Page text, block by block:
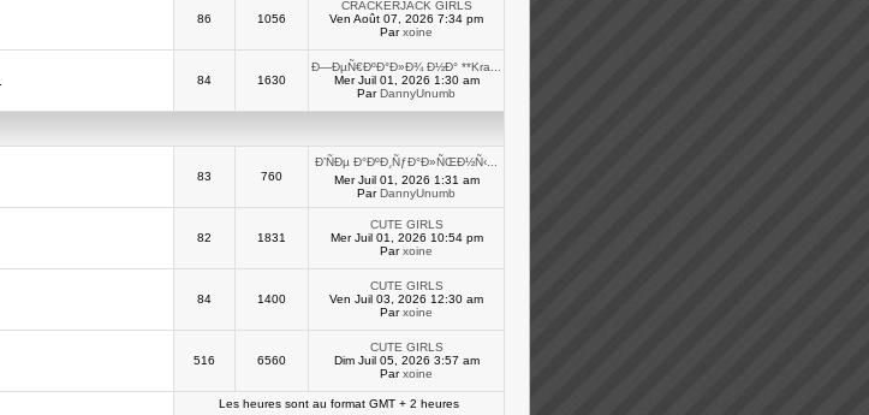
86 1056
CRACKERJACK GIRLS
Ven Août 07, 2026 7:34 pm
Parxoine
84 1630
Ð—ÐµÑ€ÐºÐ°Ð»Ð¾ Ð½Ð° **Kra...
Mer Juil 01, 2026 1:30 am
ParDannyUnumb
83 760
Ð’ÑÐµ Ð°ÐºÐ¸ÑƒÐ°Ð»ÑŒÐ½Ñ‹...
Mer Juil 01, 2026 1:31 am
ParDannyUnumb
82 1831
CUTE GIRLS
Mer Juil 01, 2026 10:54 pm
Parxoine
84 1400
CUTE GIRLS
Ven Juil 03, 2026 12:30 am
Parxoine
516 6560
CUTE GIRLS
Dim Juil 05, 2026 3:57 am
Parxoine
Les heures sont au format GMT + 2 heures